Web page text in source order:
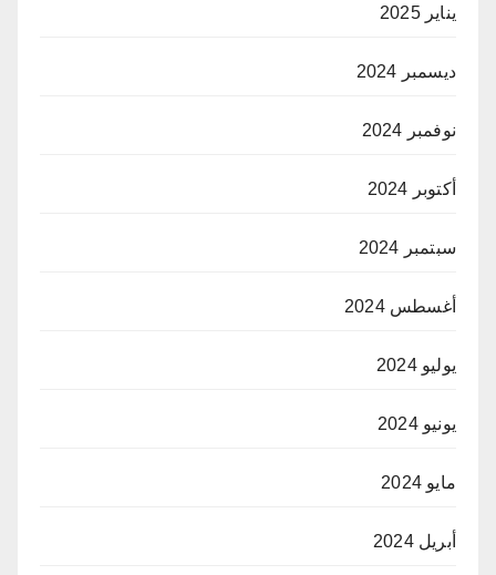
يناير 2025
ديسمبر 2024
نوفمبر 2024
أكتوبر 2024
سبتمبر 2024
أغسطس 2024
يوليو 2024
يونيو 2024
مايو 2024
أبريل 2024